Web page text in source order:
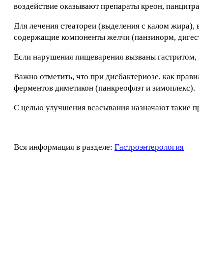
воздействие оказывают препараты креон,
Для лечения стеатореи (выделения с калом
содержащие компоненты желчи (панзинорм,
Если нарушения пищеварения вызваны
Важно отметить, что при дисбактериозе, как
ферментов диметикон (панкреофлэт и зимоплекс).
С целью улучшения всасывания назначают такие
Вся информация в разделе: Гастроэнтерология